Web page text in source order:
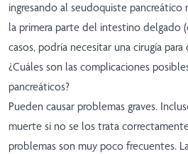
ingresando al seudoquiste
la primera parte del intestino delgado
casos, podría necesitar una cirugía
¿Cuáles son las complicaciones
pancreáticos?
Pueden causar problemas graves.
muerte si no se los trata
problemas son muy poco frecuentes.